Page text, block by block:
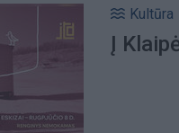
Kultūra
Į